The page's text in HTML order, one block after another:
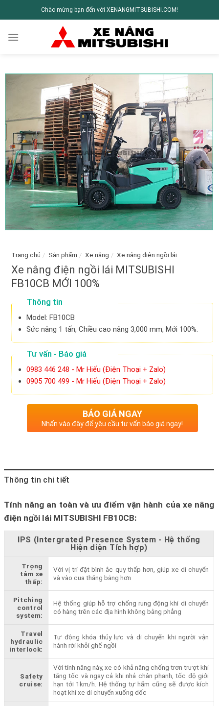
Chào mừng bạn đến với XENANGMITSUBISHI.COM!
Trang chủ / Sản phẩm / Xe nâng / Xe nâng điện ngồi lái
Xe nâng điện ngồi lái MITSUBISHI
FB10CB MỚI 100%
Thông tin
Model: FB10CB
Sức nâng 1 tấn, Chiều cao nâng 3,000 mm, Mới 100%.
Tư vấn - Báo giá
0983 446 248 - Mr Hiếu (Điện Thoại + Zalo)
0905 700 499 - Mr Hiếu (Điện Thoại + Zalo)
BÁO GIÁ NGAY
Nhấn vào đây để yêu cầu tư vấn báo giá ngay!
Thông tin chi tiết
Tính năng an toàn và ưu điểm vận hành của xe nâng
điện ngồi lái MITSUBISHI FB10CB:
IPS (Intergrated Presence System - Hệ thống
Hiện diện Tích hợp)
Trọng
tâm xe
thấp:
Với vị trí đặt bình ắc quy thấp hơn, giúp xe di chuyển
và vào cua thăng bằng hơn
Pitching
control
system:
Hệ thống giúp hỗ trợ chống rung động khi di chuyển
có hàng trên các địa hình không bằng phẳng
Travel
hydraulic
interlock:
Tự động khóa thủy lực và di chuyển khi người vận
hành rời khỏi ghế ngồi
Safety
cruise:
Với tính năng này, xe có khả năng chống trơn trượt khi
tăng tốc và ngay cả khi nhả chân phanh, tốc độ giới
hạn tới 1km/h. Hệ thống tự hãm cũng sẽ được kích
hoạt khi xe di chuyển xuống dốc